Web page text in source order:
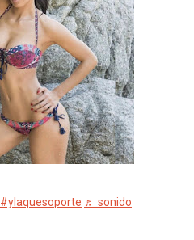
#ylaquesoporte ♬ sonido